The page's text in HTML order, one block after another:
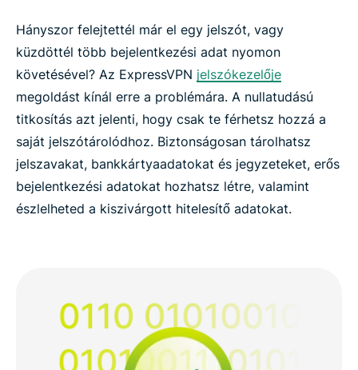
Hányszor felejtettél már el egy jelszót, vagy
küzdöttél több bejelentkezési adat nyomon
követésével? Az ExpressVPN jelszókezelője
megoldást kínál erre a problémára. A nullatudású
titkosítás azt jelenti, hogy csak te férhetsz hozzá a
saját jelszótárolódhoz. Biztonságosan tárolhatsz
jelszavakat, bankkártyaadatokat és jegyzeteket, erős
bejelentkezési adatokat hozhatsz létre, valamint
észlelheted a kiszivárgott hitelesítő adatokat.